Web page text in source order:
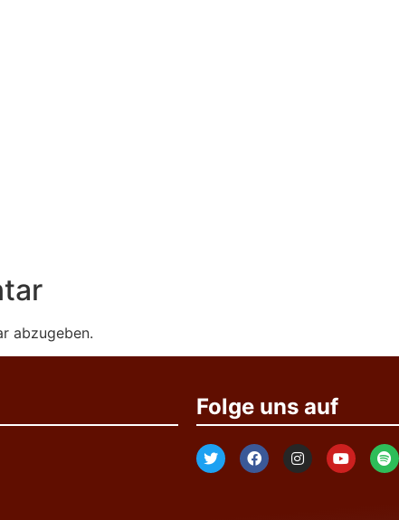
abzugeben.
Folge uns auf